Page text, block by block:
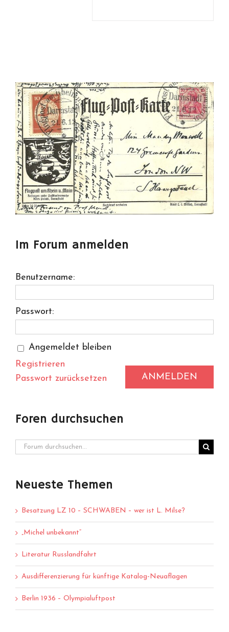
Im Forum anmelden
Benutzername:
Passwort:
Angemeldet bleiben
ANMELDEN
Registrieren
Passwort zurücksetzen
Foren durchsuchen
Neueste Themen
Besatzung LZ 10 – SCHWABEN – wer ist L. Milse?
„Michel unbekannt“
Literatur Russlandfahrt
Ausdifferenzierung für künftige Katalog-Neuaflagen
Berlin 1936 – Olympialuftpost